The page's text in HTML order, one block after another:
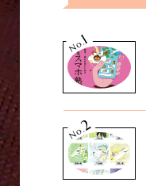
No.
1
No.2